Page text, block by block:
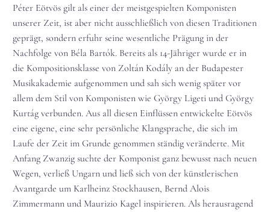
Péter Eötvös gilt als einer der meistgespielten Komponisten
unserer Zeit, ist aber nicht ausschließlich von diesen Traditionen
geprägt, sondern erfuhr seine wesentliche Prägung in der
Nachfolge von Béla Bartók. Bereits als 14-Jähriger wurde er in
die Kompositionsklasse von Zoltán Kodály an der Budapester
Musikakademie aufgenommen und sah sich wenig später vor
allem dem Stil von Komponisten wie György Ligeti und György
Kurtág verbunden. Aus all diesen Einflüssen entwickelte Eötvös
eine eigene, eine sehr persönliche Klangsprache, die sich im
Laufe der Zeit im Grunde genommen ständig veränderte. Mit
Anfang Zwanzig suchte der Komponist ganz bewusst nach neuen
Wegen, verließ Ungarn und ließ sich von der künstlerischen
Avantgarde um Karlheinz Stockhausen, Bernd Alois
Zimmermann und Maurizio Kagel inspirieren. Als herausragend